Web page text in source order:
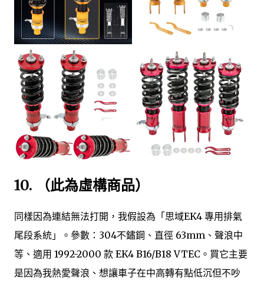
10. （此為虛構商品）
同樣因為連結無法打開，我假設為「思域EK4 專用排氣
尾段系統」。參數：304不鏽鋼、直徑 63mm、聲浪中
等、適用 1992-2000 款 EK4 B16/B18 VTEC。買它主要
是因為我熱愛聲浪、想讓車子在中高轉有點低沉但不吵